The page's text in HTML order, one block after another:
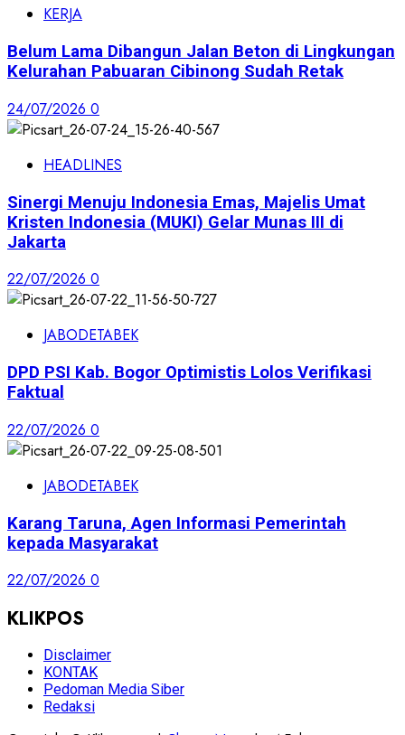
KERJA
Belum Lama Dibangun Jalan Beton di Lingkungan
Kelurahan Pabuaran Cibinong Sudah Retak
24/07/2026 0
HEADLINES
Sinergi Menuju Indonesia Emas, Majelis Umat
Kristen Indonesia (MUKI) Gelar Munas III di
Jakarta
22/07/2026 0
JABODETABEK
DPD PSI Kab. Bogor Optimistis Lolos Verifikasi
Faktual
22/07/2026 0
JABODETABEK
Karang Taruna, Agen Informasi Pemerintah
kepada Masyarakat
22/07/2026 0
KLIKPOS
Disclaimer
KONTAK
Pedoman Media Siber
Redaksi